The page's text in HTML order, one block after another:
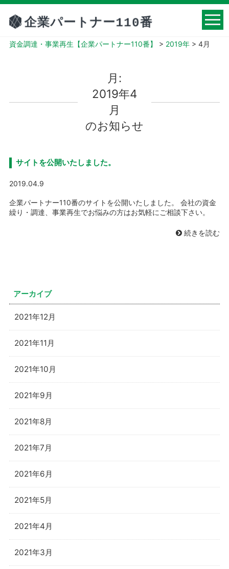
資金調達・事業再生【企業パートナー110番】 > 2019年> 4月
月:
2019年4
月
のお知らせ
サイトを公開いたしました。
2019.04.9
企業パートナー110番のサイトを公開いたしました。 会社の資金
繰り・調達、事業再生でお悩みの方はお気軽にご相談下さい。
続きを読む
アーカイブ
2021年12月
2021年11月
2021年10月
2021年9月
2021年8月
2021年7月
2021年6月
2021年5月
2021年4月
2021年3月